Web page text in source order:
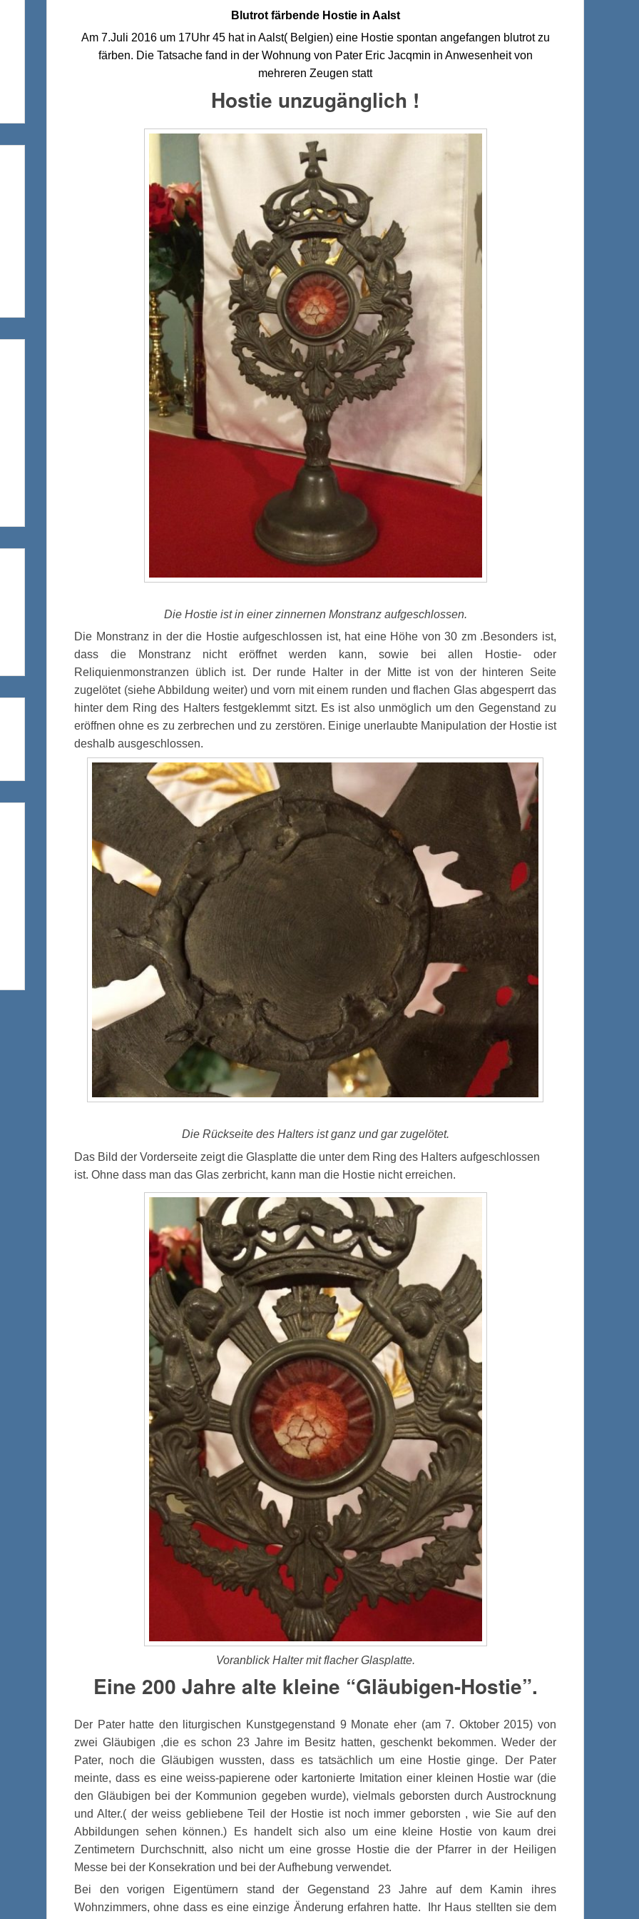
Blutrot färbende Hostie in Aalst
Am 7.Juli 2016 um 17Uhr 45 hat in Aalst( Belgien) eine Hostie spontan angefangen blutrot zu
färben. Die Tatsache fand in der Wohnung von Pater Eric Jacqmin in Anwesenheit von
mehreren Zeugen statt
Hostie unzugänglich !
Die Hostie ist in einer zinnernen Monstranz aufgeschlossen.
Die Monstranz in der die Hostie aufgeschlossen ist, hat eine Höhe von 30 zm .Besonders ist,
dass die Monstranz nicht eröffnet werden kann, sowie bei allen Hostie- oder
Reliquienmonstranzen üblich ist. Der runde Halter in der Mitte ist von der hinteren Seite
zugelötet (siehe Abbildung weiter) und vorn mit einem runden und flachen Glas abgesperrt das
hinter dem Ring des Halters festgeklemmt sitzt. Es ist also unmöglich um den Gegenstand zu
eröffnen ohne es zu zerbrechen und zu zerstören. Einige unerlaubte Manipulation der Hostie ist
deshalb ausgeschlossen.
Die Rückseite des Halters ist ganz und gar zugelötet.
Das Bild der Vorderseite zeigt die Glasplatte die unter dem Ring des Halters aufgeschlossen
ist. Ohne dass man das Glas zerbricht, kann man die Hostie nicht erreichen.
Voranblick Halter mit flacher Glasplatte.
Eine 200 Jahre alte kleine “Gläubigen-Hostie”.
Der Pater hatte den liturgischen Kunstgegenstand 9 Monate eher (am 7. Oktober 2015) von
zwei Gläubigen ,die es schon 23 Jahre im Besitz hatten, geschenkt bekommen. Weder der
Pater, noch die Gläubigen wussten, dass es tatsächlich um eine Hostie ginge. Der Pater
meinte, dass es eine weiss-papierene oder kartonierte Imitation einer kleinen Hostie war (die
den Gläubigen bei der Kommunion gegeben wurde), vielmals geborsten durch Austrocknung
und Alter.( der weiss gebliebene Teil der Hostie ist noch immer geborsten , wie Sie auf den
Abbildungen sehen können.) Es handelt sich also um eine kleine Hostie von kaum drei
Zentimetern Durchschnitt, also nicht um eine grosse Hostie die der Pfarrer in der Heiligen
Messe bei der Konsekration und bei der Aufhebung verwendet.
Bei den vorigen Eigentümern stand der Gegenstand 23 Jahre auf dem Kamin ihres
Wohnzimmers, ohne dass es eine einzige Änderung erfahren hatte. Ihr Haus stellten sie dem